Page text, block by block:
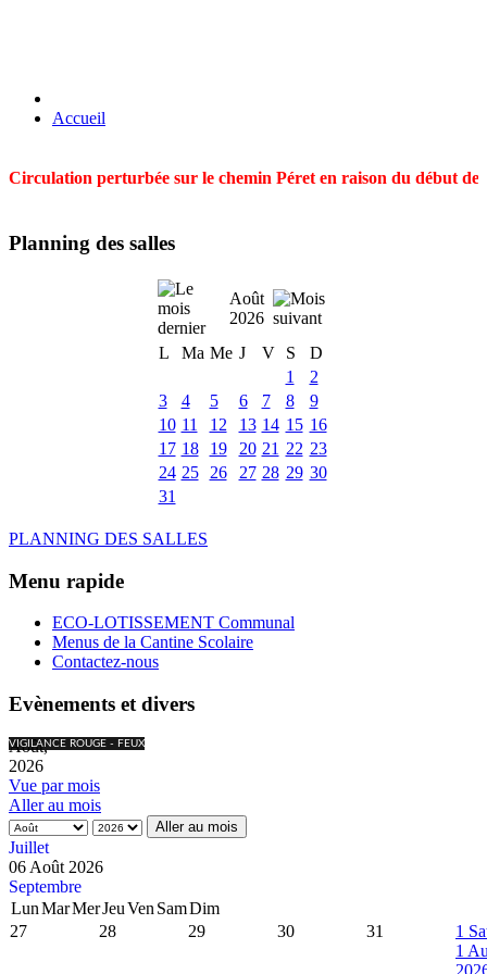
Accueil
Circulation perturbée sur le chemin Péret en raison du début
Planning des salles
Août
2026
L
Ma Me J V S
D
1
2
3
4 5 6 7 8
9
10 11 12 13 14 15 16
17 18 19 20 21 22 23
24 25 26 27 28 29 30
31
PLANNING DES SALLES
Menu rapide
ECO-LOTISSEMENT Communal
Menus de la Cantine Scolaire
Contactez-nous
Evènements et divers
VIGILANCE ROUGE - FEUX
Août,
2026
Vue par mois
Aller au mois
Aller au mois
Juillet
06 Août 2026
Septembre
LunMarMerJeuVen SamDim
27
28 29 30 31 1
1